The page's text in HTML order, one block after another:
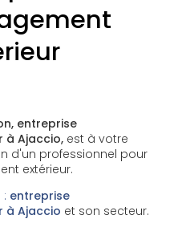
entreprise
à Ajaccio, est à votre
d'un professionnel pour
extérieur.
entreprise
à Ajaccio et son secteur.